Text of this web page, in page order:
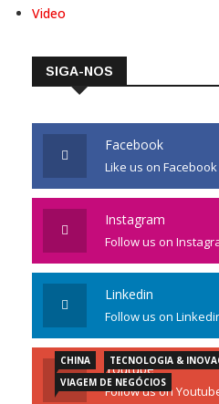
Video
SIGA-NOS
Facebook
Like us on Facebook
Instagram
Follow us on
Linkedin
Follow us on
Youtube
Follow us on
CHINA
TECNOLOGIA &
VIAGEM DE NEGÓCIOS